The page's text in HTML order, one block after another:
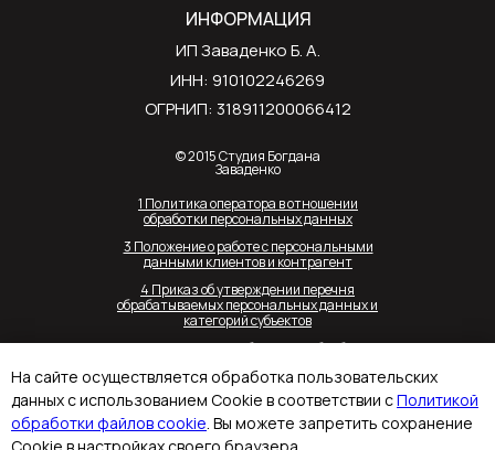
ИНФОРМАЦИЯ
ИП Заваденко Б. А.
© 2015 Студия Богдана
Заваденко
ИНН: 910102246269
ОГРНИП: 318911200066412
1 Политика оператора в отношении
обработки персональных данных
3 Положение о работе с персональными
данными клиентов и контрагент
7 Форма согласия субъекта на обработку
12. Политика обработки файлов cookie
14 2 Уведомление об обработке
персональных данных полное
4 Приказ об утверждении перечня
обрабатываемых персональных данных и
категорий субъектов
На сайте осуществляется обработка пользовательских
данных с использованием Cookie в соответствии сПолитикой
обработки файлов cookie. Вы можете запретить сохранение